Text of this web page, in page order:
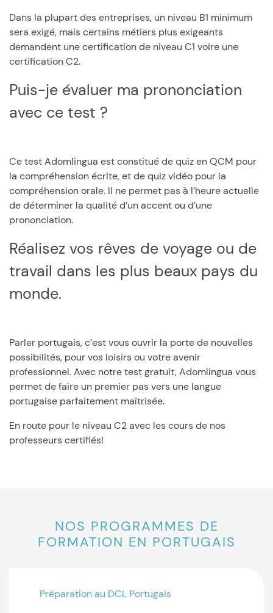
Dans la plupart des entreprises, un niveau B1 minimum
sera exigé, mais certains métiers plus exigeants
demandent une certification de niveau C1 voire une
certification C2.
Puis-je évaluer ma prononciation
avec ce test ?
Ce test Adomlingua est constitué de quiz en QCM pour
la compréhension écrite, et de quiz vidéo pour la
compréhension orale. Il ne permet pas à l’heure actuelle
de déterminer la qualité d’un accent ou d’une
prononciation.
Réalisez vos rêves de voyage ou de
travail dans les plus beaux pays du
monde.
Parler portugais, c’est vous ouvrir la porte de nouvelles
possibilités, pour vos loisirs ou votre avenir
professionnel. Avec notre test gratuit, Adomlingua vous
permet de faire un premier pas vers une langue
portugaise parfaitement maîtrisée.
En route pour le niveau C2 avec les cours de nos
professeurs certifiés!
NOS PROGRAMMES DE
FORMATION EN PORTUGAIS
Préparation au DCL Portugais